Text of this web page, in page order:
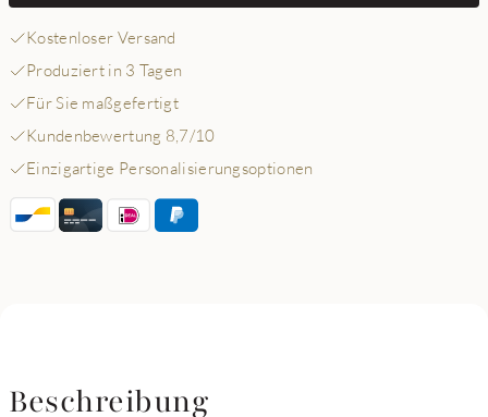
Kostenloser Versand
Produziert in 3 Tagen
Für Sie maßgefertigt
Kundenbewertung 8,7/10
Einzigartige Personalisierungsoptionen
Beschreibung